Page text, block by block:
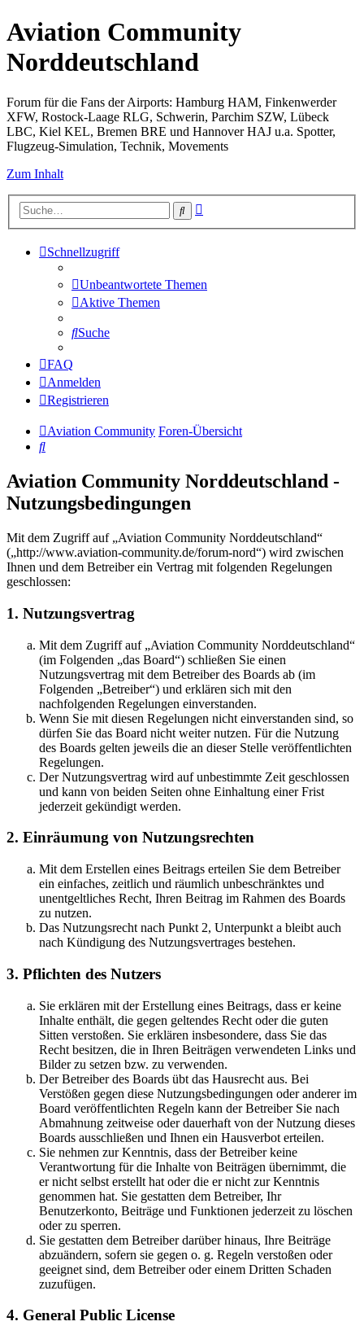
Aviation Community
Norddeutschland
Forum für die Fans der Airports: Hamburg HAM, Finkenwerder
XFW, Rostock-Laage RLG, Schwerin, Parchim SZW, Lübeck
LBC, Kiel KEL, Bremen BRE und Hannover HAJ u.a. Spotter,
Flugzeug-Simulation, Technik, Movements
Zum Inhalt
Suche
Schnellzugriff
Unbeantwortete Themen
Aktive Themen
Suche
FAQ
Anmelden
Registrieren
Aviation Community Foren-Übersicht
Suche
Aviation Community Norddeutschland -
Nutzungsbedingungen
Mit dem Zugriff auf „Aviation Community Norddeutschland“
(„http://www.aviation-community.de/forum-nord“) wird zwischen
Ihnen und dem Betreiber ein Vertrag mit folgenden Regelungen
geschlossen:
1. Nutzungsvertrag
Mit dem Zugriff auf „Aviation Community Norddeutschland“
(im Folgenden „das Board“) schließen Sie einen
Nutzungsvertrag mit dem Betreiber des Boards ab (im
Folgenden „Betreiber“) und erklären sich mit den
nachfolgenden Regelungen einverstanden.
Wenn Sie mit diesen Regelungen nicht einverstanden sind, so
dürfen Sie das Board nicht weiter nutzen. Für die Nutzung
des Boards gelten jeweils die an dieser Stelle veröffentlichten
Regelungen.
Der Nutzungsvertrag wird auf unbestimmte Zeit geschlossen
und kann von beiden Seiten ohne Einhaltung einer Frist
jederzeit gekündigt werden.
2. Einräumung von Nutzungsrechten
Mit dem Erstellen eines Beitrags erteilen Sie dem Betreiber
ein einfaches, zeitlich und räumlich unbeschränktes und
unentgeltliches Recht, Ihren Beitrag im Rahmen des Boards
zu nutzen.
Das Nutzungsrecht nach Punkt 2, Unterpunkt a bleibt auch
nach Kündigung des Nutzungsvertrages bestehen.
3. Pflichten des Nutzers
Sie erklären mit der Erstellung eines Beitrags, dass er keine
Inhalte enthält, die gegen geltendes Recht oder die guten
Sitten verstoßen. Sie erklären insbesondere, dass Sie das
Recht besitzen, die in Ihren Beiträgen verwendeten Links und
Bilder zu setzen bzw. zu verwenden.
Der Betreiber des Boards übt das Hausrecht aus. Bei
Verstößen gegen diese Nutzungsbedingungen oder anderer im
Board veröffentlichten Regeln kann der Betreiber Sie nach
Abmahnung zeitweise oder dauerhaft von der Nutzung dieses
Boards ausschließen und Ihnen ein Hausverbot erteilen.
Sie nehmen zur Kenntnis, dass der Betreiber keine
Verantwortung für die Inhalte von Beiträgen übernimmt, die
er nicht selbst erstellt hat oder die er nicht zur Kenntnis
genommen hat. Sie gestatten dem Betreiber, Ihr
Benutzerkonto, Beiträge und Funktionen jederzeit zu löschen
oder zu sperren.
Sie gestatten dem Betreiber darüber hinaus, Ihre Beiträge
abzuändern, sofern sie gegen o. g. Regeln verstoßen oder
geeignet sind, dem Betreiber oder einem Dritten Schaden
zuzufügen.
4. General Public License